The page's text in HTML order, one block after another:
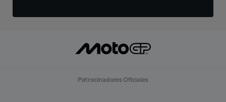
Patrocinadores Oficiales